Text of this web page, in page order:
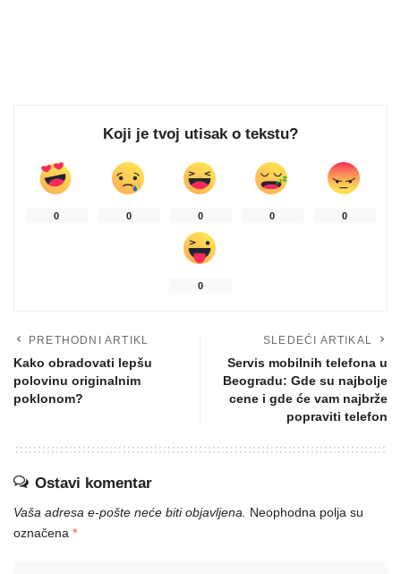
Koji je tvoj utisak o tekstu?
0 0 0 0 0
0
PRETHODNI ARTIKL
Kako obradovati lepšu
polovinu originalnim
poklonom?
SLEDEĆI ARTIKAL
Servis mobilnih telefona u
Beogradu: Gde su najbolje
cene i gde će vam najbrže
popraviti telefon
Ostavi komentar
Vaša adresa e-pošte neće biti objavljena.
Neophodna polja su
označena *